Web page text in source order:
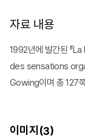
자료 내용
1992년에 발간된 『
des sensations
Gowing이며 총 127
이미지(3)